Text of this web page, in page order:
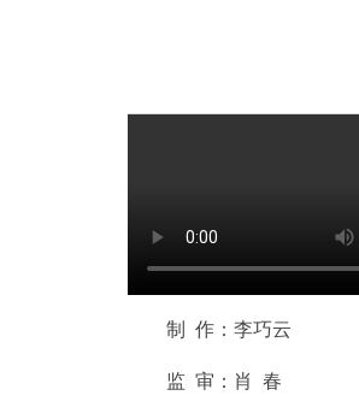
制 作：李巧云
监 审：肖 春